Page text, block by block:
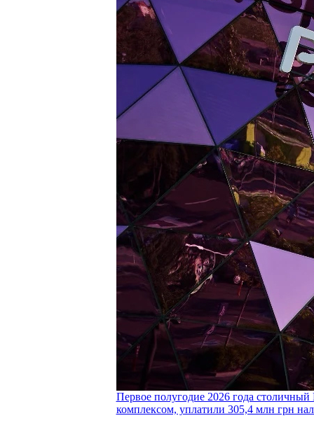
Первое полугодие 2026 года
комплексом, уплатили 305,4 млн грн